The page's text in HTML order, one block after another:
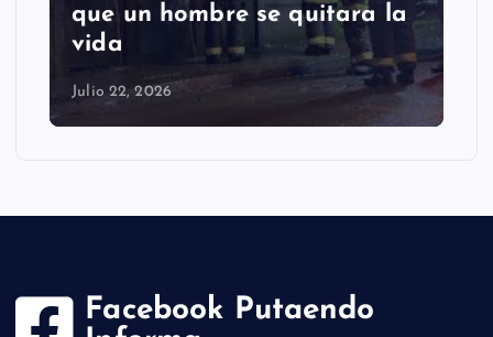
que un hombre se quitara la
vida
Julio 22, 2026
Facebook Putaendo